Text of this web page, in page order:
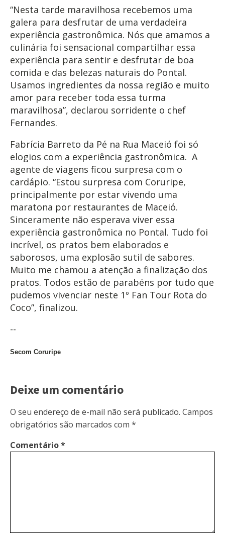
“Nesta tarde maravilhosa recebemos uma
galera para desfrutar de uma verdadeira
experiência gastronômica. Nós que amamos a
culinária foi sensacional compartilhar essa
experiência para sentir e desfrutar de boa
comida e das belezas naturais do Pontal.
Usamos ingredientes da nossa região e muito
amor para receber toda essa turma
maravilhosa”, declarou sorridente o chef
Fernandes.
Fabrícia Barreto da Pé na Rua Maceió foi só
elogios com a experiência gastronômica. A
agente de viagens ficou surpresa com o
cardápio. “Estou surpresa com Coruripe,
principalmente por estar vivendo uma
maratona por restaurantes de Maceió.
Sinceramente não esperava viver essa
experiência gastronômica no Pontal. Tudo foi
incrível, os pratos bem elaborados e
saborosos, uma explosão sutil de sabores.
Muito me chamou a atenção a finalização dos
pratos. Todos estão de parabéns por tudo que
pudemos vivenciar neste 1º Fan Tour Rota do
Coco”, finalizou.
--
Secom Coruripe
Deixe um comentário
O seu endereço de e-mail não será publicado. Campos
obrigatórios são marcados com *
Comentário*